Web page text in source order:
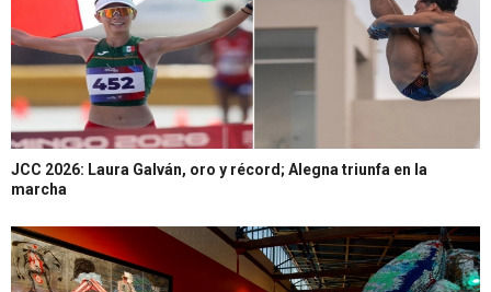
JCC 2026: Laura Galván, oro y récord; Alegna triunfa en la
marcha